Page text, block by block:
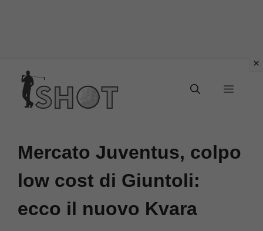
contenuto
Menu
Mercato Juventus, colpo
low cost di Giuntoli:
ecco il nuovo Kvara